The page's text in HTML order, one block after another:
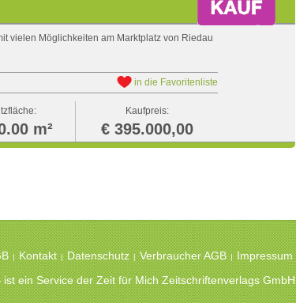
vielen Möglichkeiten am Marktplatz von Riedau
in die Favoritenliste
m²
Kaufpreis:
€ 395.000,00
| Kontakt | Datenschutz | Verbraucher AGB | Impressum
ist ein Service der Zeit für Mich Zeitschriftenverlags GmbH